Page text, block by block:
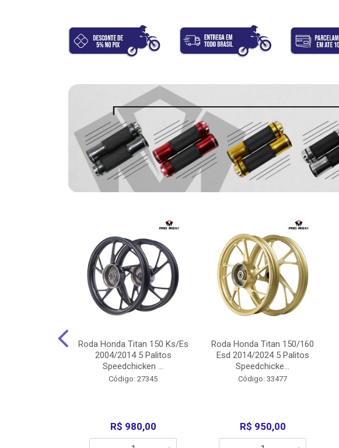
Roda Honda Titan 150 Ks/Es
2004/2014 5 Palitos
Speedchicken ...
Código: 27345
R$ 980,00
Roda Honda Titan 150/160
Esd 2014/2024 5 Palitos
Speedchicke...
Código: 33477
R$ 950,00